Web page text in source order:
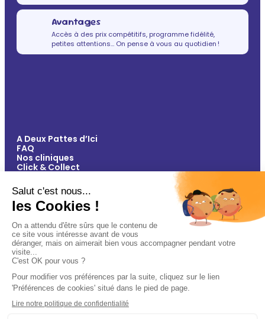
Avantages
Accès à des prix compétitifs, programme fidélité,
petites attentions… On pense à vous au quotidien !
A Deux Pattes d’Ici
FAQ
Nos cliniques
Click & Collect
Vos avantages
Conseils
Paiement 100% sécurisé
Politique de confidentialité